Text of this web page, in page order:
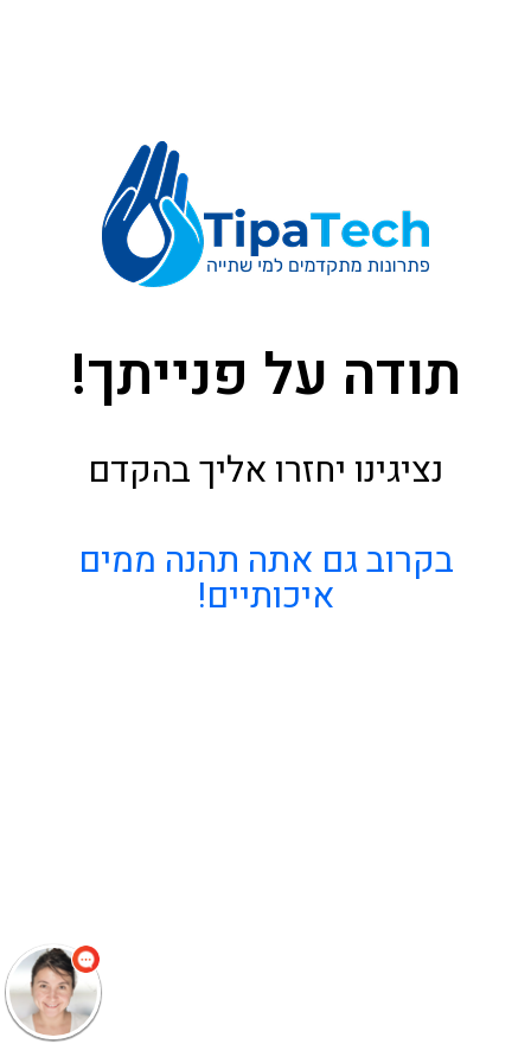
תודה על פנייתך!
נציגינו יחזרו אליך בהקדם
בקרוב גם אתה תהנה ממים
איכותיים!